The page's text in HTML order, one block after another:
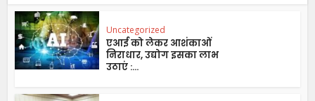
Uncategorized
एआई को लेकर आशंकाओं
निराधार, उद्योग इसका लाभ
उठाएं :...